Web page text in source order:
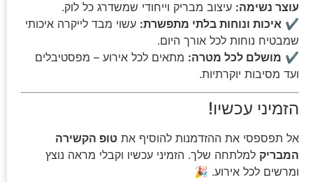
עוצר נשימה: עיצוב מבריק וייחודי שמשדרג כל לוק.
✔ איכות ונוחות בלתי מתפשרת: עשוי מבד לייקרה איכותי
שמבטיח נוחות לכל אורך היום.
✔ מושלם לכל מטרה: מתאים לכל אירוע – מפסטיבלים
ועד מסיבות יוקרתיות.
הזמיני עכשיו!
אל תפספסי את ההזדמנות להוסיף את טופ הקשירה
המבריק למלתחה שלך. הזמיני עכשיו וקבלי מראה נוצץ
ומרשים לכל אירוע. 🎉